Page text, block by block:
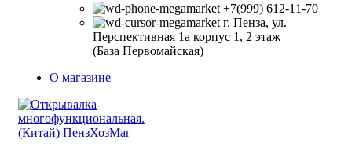
+7(999) 612-11-70
г. Пенза, ул.
Перспективная 1а корпус 1, 2 этаж
(База Первомайская)
О магазине